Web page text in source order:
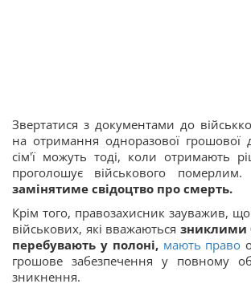
Звертатися з документами до
на отримання одноразової грошової
сім'ї можуть тоді, коли отримають
проголошує військового померлим.
замінятиме свідоцтво про смерть.
Крім того, правозахисник зауважив, що
військових, які вважаються зниклими
перебувають у полоні, мають право
грошове забезпечення у повному
зникнення.